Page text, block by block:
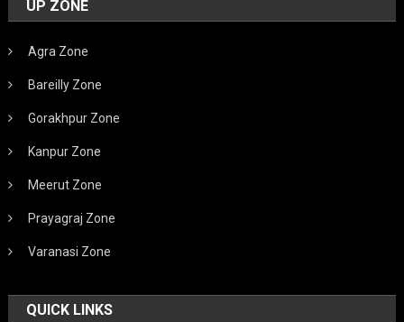
UP ZONE
Agra Zone
Bareilly Zone
Gorakhpur Zone
Kanpur Zone
Meerut Zone
Prayagraj Zone
Varanasi Zone
QUICK LINKS